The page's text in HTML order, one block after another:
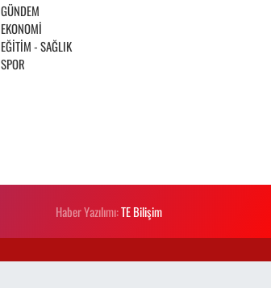
GÜNDEM
EKONOMİ
EĞİTİM - SAĞLIK
SPOR
Haber Yazılımı:TE Bilişim